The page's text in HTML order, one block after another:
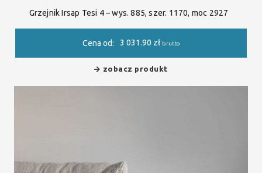
Grzejnik Irsap Tesi 4 – wys. 885, szer. 1170, moc 2927
Cena od: 3 031.90 zł brutto
zobacz produkt